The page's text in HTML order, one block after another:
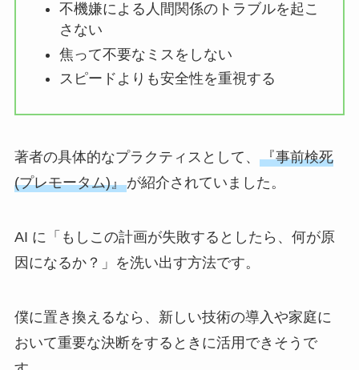
不機嫌による人間関係のトラブルを起こ
さない
焦って不要なミスをしない
スピードよりも安全性を重視する
著者の具体的なプラクティスとして、 『事前検死
(プレモータム)』が紹介されていました。
AI に「もしこの計画が失敗するとしたら、何が原
因になるか？」を洗い出す方法です。
僕に置き換えるなら、新しい技術の導入や家庭に
おいて重要な決断をするときに活用できそうで